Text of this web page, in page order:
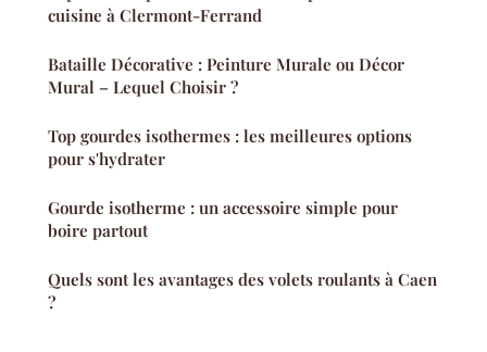
cuisine à Clermont-Ferrand
Bataille Décorative : Peinture Murale ou Décor
Mural – Lequel Choisir ?
Top gourdes isothermes : les meilleures options
pour s'hydrater
Gourde isotherme : un accessoire simple pour
boire partout
Quels sont les avantages des volets roulants à Caen
?